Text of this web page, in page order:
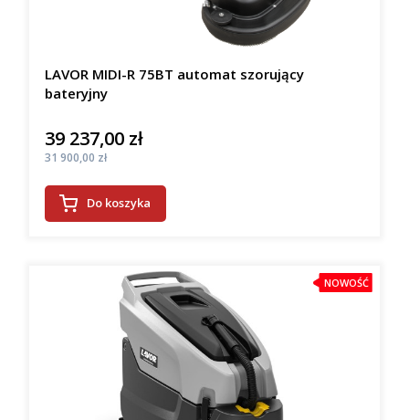
LAVOR MIDI-R 75BT automat szorujący
bateryjny
Cena
39 237,00 zł
Cena
31 900,00 zł
Do koszyka
NOWOŚĆ